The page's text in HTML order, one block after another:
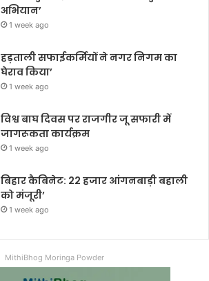
अभियान’
1 week ago
हड़ताली सफाईकर्मियों ने नगर निगम का
घेराव किया’
1 week ago
विश्व बाघ दिवस पर राजगीर जू सफारी में
जागरूकता कार्यक्रम
1 week ago
बिहार कैबिनेट: 22 हजार आंगनबाड़ी बहाली
को मंजूरी’
1 week ago
MithiBhog Moringa Powder